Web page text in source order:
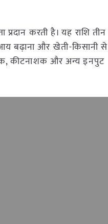
करती है। यह राशि तीन
आय बढ़ाना और खेती-किसानी से
कीटनाशक और अन्य इनपुट